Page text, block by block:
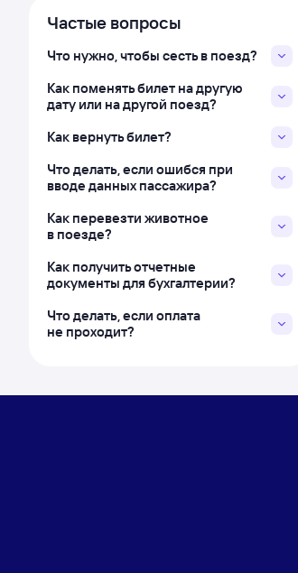
Частые вопросы
Что нужно, чтобы сесть в поезд?
Как поменять билет на другую
дату или на другой поезд?
Как вернуть билет?
Что делать, если ошибся при
вводе данных пассажира?
Как перевезти животное
в поезде?
Как получить отчетные
документы для бухгалтерии?
Что делать, если оплата
не проходит?